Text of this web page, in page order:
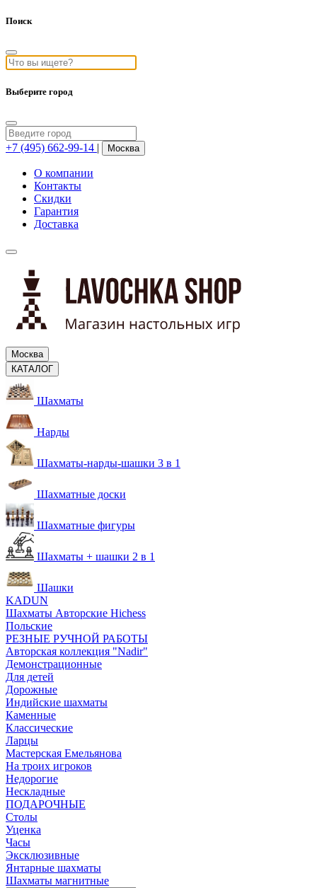
Поиск
Выберите город
+7 (495) 662-99-14 | Москва
О компании
Контакты
Скидки
Гарантия
Доставка
Москва
КАТАЛОГ
Шахматы
Нарды
Шахматы-нарды-шашки 3 в 1
Шахматные доски
Шахматные фигуры
Шахматы + шашки 2 в 1
Шашки
KADUN
Шахматы Авторские Hichess
Польские
РЕЗНЫЕ РУЧНОЙ РАБОТЫ
Авторская коллекция "Nadir"
Демонстрационные
Для детей
Дорожные
Индийские шахматы
Каменные
Классические
Ларцы
Мастерская Емельянова
На троих игроков
Недорогие
Нескладные
ПОДАРОЧНЫЕ
Столы
Уценка
Часы
Эксклюзивные
Янтарные шахматы
Шахматы магнитные